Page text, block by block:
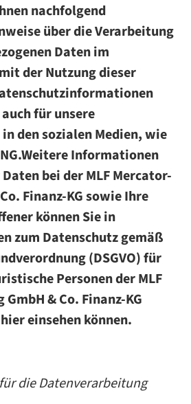
nachfolgend
über die Verarbeitung
Daten im
der Nutzung dieser
für unsere
den sozialen Medien, wie
Informationen
bei der MLF Mercator-
Finanz-KG sowie Ihre
können Sie in
zum Datenschutz gemäß
(DSGVO) für
Personen der MLF
& Co. Finanz-KG
einsehen können.
die Datenverarbeitung